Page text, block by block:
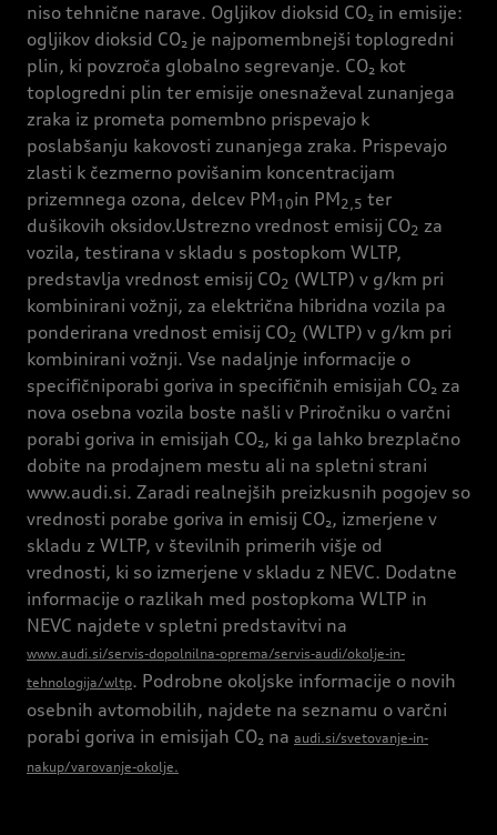
niso tehnične narave. Ogljikov dioksid CO₂ in emisije:
ogljikov dioksid CO₂ je najpomembnejši toplogredni
plin, ki povzroča globalno segrevanje. CO₂ kot
toplogredni plin ter emisije onesnaževal zunanjega
zraka iz prometa pomembno prispevajo k
poslabšanju kakovosti zunanjega zraka. Prispevajo
zlasti k čezmerno povišanim koncentracijam
prizemnega ozona, delcev PM10in PM2,5 ter
dušikovih oksidov.Ustrezno vrednost emisij CO2 za
vozila, testirana v skladu s postopkom WLTP,
predstavlja vrednost emisij CO2 (WLTP) v g/km pri
kombinirani vožnji, za električna hibridna vozila pa
ponderirana vrednost emisij CO2 (WLTP) v g/km pri
kombinirani vožnji. Vse nadaljnje informacije o
specifičniporabi goriva in specifičnih emisijah CO₂ za
nova osebna vozila boste našli v Priročniku o varčni
porabi goriva in emisijah CO₂, ki ga lahko brezplačno
dobite na prodajnem mestu ali na spletni strani
www.audi.si. Zaradi realnejših preizkusnih pogojev so
vrednosti porabe goriva in emisij CO₂, izmerjene v
skladu z WLTP, v številnih primerih višje od
vrednosti, ki so izmerjene v skladu z NEVC. Dodatne
informacije o razlikah med postopkoma WLTP in
NEVC najdete v spletni predstavitvi na
www.audi.si/servis-dopolnilna-oprema/servis-audi/okolje-in-
tehnologija/wltp. Podrobne okoljske informacije o novih
osebnih avtomobilih, najdete na seznamu o varčni
porabi goriva in emisijah CO₂ na audi.si/svetovanje-in-
nakup/varovanje-okolje.